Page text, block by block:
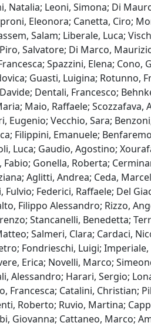
Natalia; Leoni, Simona; Di
Eleonora; Canetta, Ciro;
Salam; Liberale, Luca;
Salvatore; Di Marco,
Spazzini, Elena;
Guasti, Luigina; Rotunno,
Dentali, Francesco;
Maio, Raffaele;
Eugenio; Vecchio, Sara;
Filippini, Emanuele;
Luca; Gaudio, Agostino;
Gonella, Roberta;
Aglitti, Andrea; Ceda,
Fulvio; Federici, Raffaele; Del
Filippo Alessandro; Rizzo,
Stancanelli, Benedetta;
Salmeri, Clara; Cardaci,
Fondrieschi, Luigi;
Erica; Novelli, Marco;
Alessandro; Harari, Sergio;
Francesca; Catalini,
Roberto; Ruvio, Martina;
Giovanna; Cattaneo, Marco;